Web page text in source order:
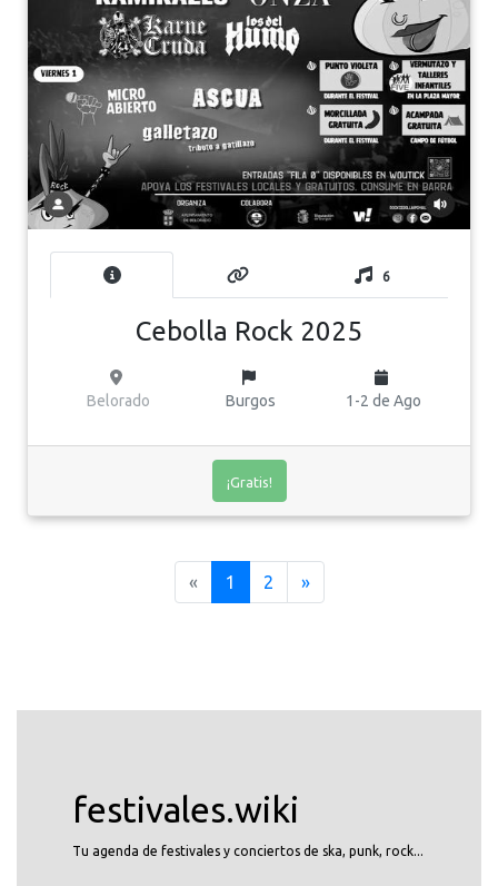
6
Cebolla Rock 2025
Belorado Burgos 1-2 de Ago
¡Gratis!
« 1 (current)
2 »
festivales.wiki
Tu agenda de festivales y conciertos de ska, punk, rock...